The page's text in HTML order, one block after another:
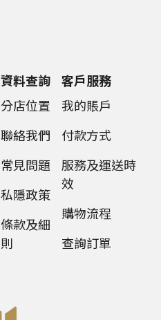
資料查詢
分店位置
聯絡我們
常見問題
私隱政策
條款及細
則
客戶服務
我的賬戶
付款方式
服務及運送時
效
購物流程
查詢訂單